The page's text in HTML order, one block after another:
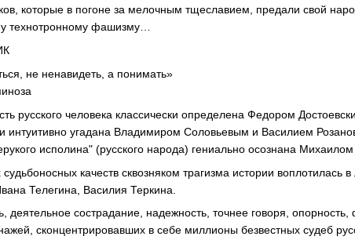
которые в погоне за мелочным тщеславием, предали свой
технотронному фашизму…
не ненавидеть, а понимать»
русского человека классически определена Федором
интуитивно угадана Владимиром Соловьевым и Василием
исполина" (русского народа) гениально осознана
качеств сквозняком трагизма истории воплотилась
Телегина, Василия Теркина.
деятельное сострадание, надежность, точнее говоря,
сконцентрировавших в себе миллионы безвестных судеб